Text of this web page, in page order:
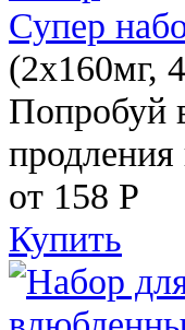
Супер
(2х160мг,
Попробуй
продления
от 158 Р
Купить